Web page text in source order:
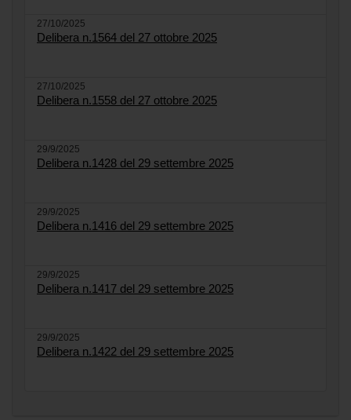
27/10/2025
Delibera n.1564 del 27 ottobre 2025
27/10/2025
Delibera n.1558 del 27 ottobre 2025
29/9/2025
Delibera n.1428 del 29 settembre 2025
29/9/2025
Delibera n.1416 del 29 settembre 2025
29/9/2025
Delibera n.1417 del 29 settembre 2025
29/9/2025
Delibera n.1422 del 29 settembre 2025